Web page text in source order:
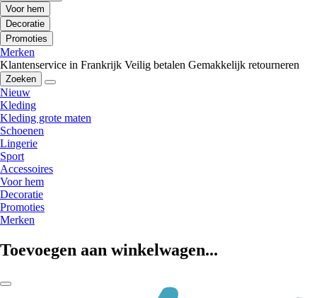
Voor hem
Decoratie
Promoties
Merken
Klantenservice in Frankrijk Veilig betalen Gemakkelijk retourneren
Zoeken
Nieuw
Kleding
Kleding grote maten
Schoenen
Lingerie
Sport
Accessoires
Voor hem
Decoratie
Promoties
Merken
Toevoegen aan winkelwagen...